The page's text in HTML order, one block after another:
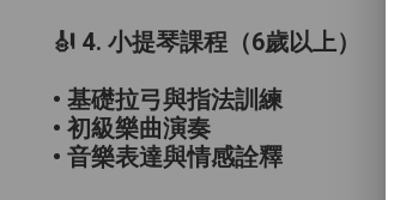
🎻 4. 小提琴課程（6歲以上）
• 基礎拉弓與指法訓練
• 初級樂曲演奏
• 音樂表達與情感詮釋